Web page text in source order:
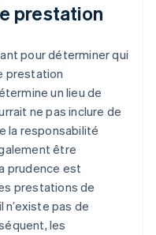
prestation
pour déterminer qui
prestation
un lieu de
ne pas inclure de
la responsabilité
être
prudence est
prestations de
pas de
les